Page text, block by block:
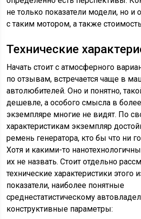
не только показатели модели, но и
с таким мотором, а также
Технические
Начать стоит с атмосферного
по отзывам, встречается чаще в
автолюбителей. Оно и понятно,
дешевле, а особого смысла в
экземпляре многие не видят. По
характеристикам экземпляр
ремень генератора, кто бы что ни
Хотя и какими-то
их не назвать. Стоит отдельно
технические характеристики этого
показатели, наиболее понятные
среднестатистическому
конструктивные параметры: